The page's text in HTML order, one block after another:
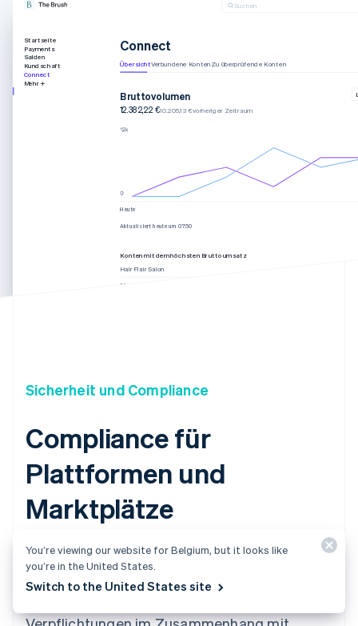
Suchen
Startseite
Payments
Salden
Kundschaft
Connect
Mehr
Connect
ÜbersichtVerbundene KontenZu überprüfende Konten
Bruttovolumen
12.382,22 €10.205,13 € vorheriger Zeitraum
Heute
Aktualisiert heute um 07:50
Konten mit dem höchsten Bruttoumsatz
Hair Flair Salon
Margie’s Chicago
Sicherheit und Compliance
Compliance für
Plattformen und
Marktplätze
Geldauszahlungen werden durch strenge
Vorschriften erschwert, die von Land zu Land
You’re viewing our website for Belgium, but it looks like
you’re in the United States.
Switch to the United States site